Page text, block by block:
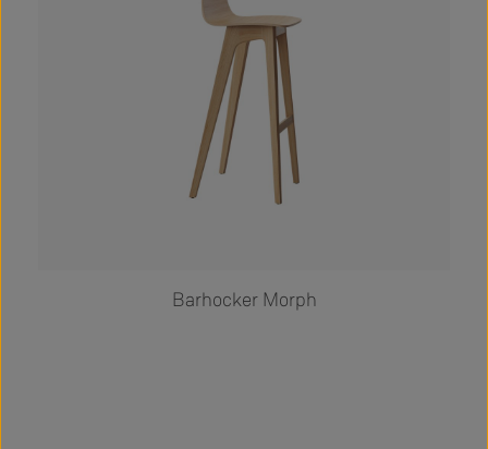
Barhocker Morph